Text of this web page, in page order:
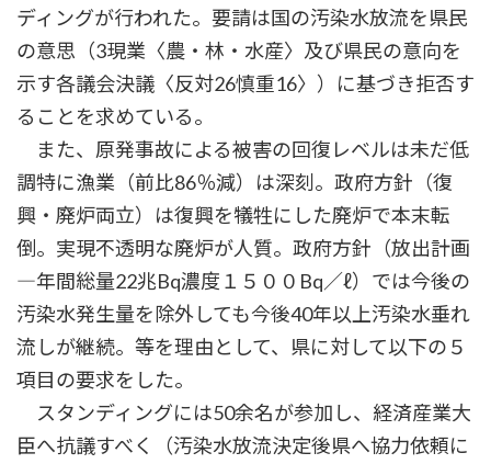
ディングが行われた。要請は国の汚染水放流を県民
の意思（3現業〈農・林・水産〉及び県民の意向を
示す各議会決議〈反対26慎重16〉）に基づき拒否す
ることを求めている。
また、原発事故による被害の回復レベルは未だ低
調特に漁業（前比86％減）は深刻。政府方針（復
興・廃炉両立）は復興を犠牲にした廃炉で本末転
倒。実現不透明な廃炉が人質。政府方針（放出計画
―年間総量22兆Bq濃度１５００Bq／ℓ）では今後の
汚染水発生量を除外しても今後40年以上汚染水垂れ
流しが継続。等を理由として、県に対して以下の５
項目の要求をした。
スタンディングには50余名が参加し、経済産業大
臣へ抗議すべく（汚染水放流決定後県へ協力依頼に